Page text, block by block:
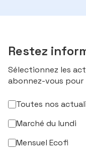
Restez
Sélectionnez les
abonnez-vous pour
Toutes nos
Marché du lundi
Mensuel Ecofi